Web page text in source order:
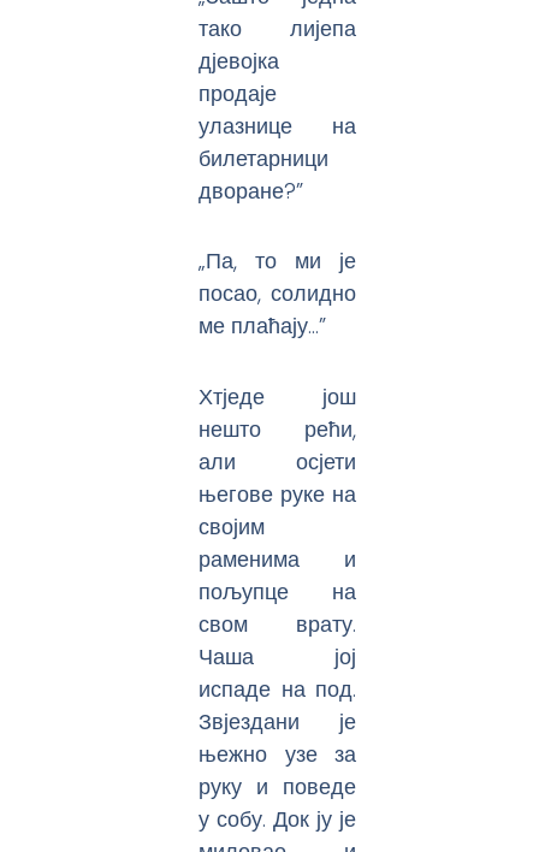
тако лијепа
дјевојка
продаје
улазнице на
билетарници
дворане?”
„Па, то ми је
посао, солидно
ме плаћају…”
Хтједе још
нешто рећи,
али осјети
његове руке на
својим
раменима и
пољупце на
свом врату.
Чаша јој
испаде на под.
Звјездани је
њежно узе за
руку и поведе
у собу. Док ју је